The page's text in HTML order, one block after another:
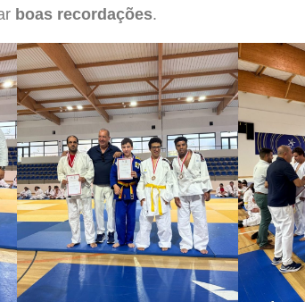
boas recordações.